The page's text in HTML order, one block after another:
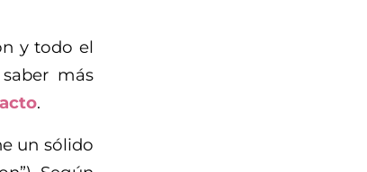
y todo el
más
.
un sólido